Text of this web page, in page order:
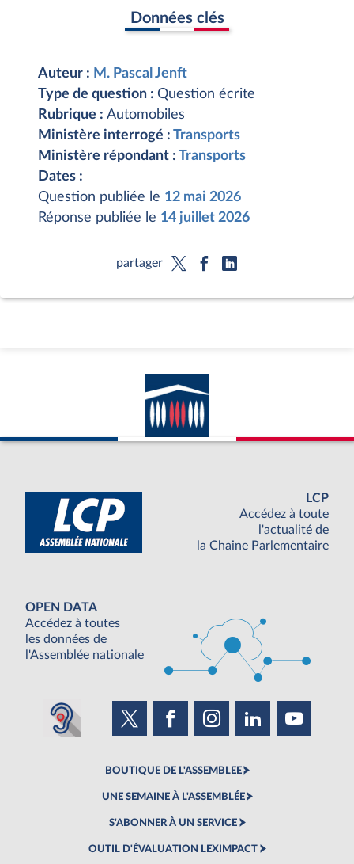
Données clés
Auteur : M. Pascal Jenft
Type de question : Question écrite
Rubrique : Automobiles
Ministère interrogé : Transports
Ministère répondant : Transports
Dates :
Question publiée le 12 mai 2026
Réponse publiée le 14 juillet 2026
partager
LCP
Accédez à toute
l'actualité de
la Chaine Parlementaire
OPEN DATA
Accédez à toutes
les données de
l'Assemblée nationale
BOUTIQUE DE L'ASSEMBLEE
UNE SEMAINE À L'ASSEMBLÉE
S'ABONNER À UN SERVICE
OUTIL D'ÉVALUATION LEXIMPACT